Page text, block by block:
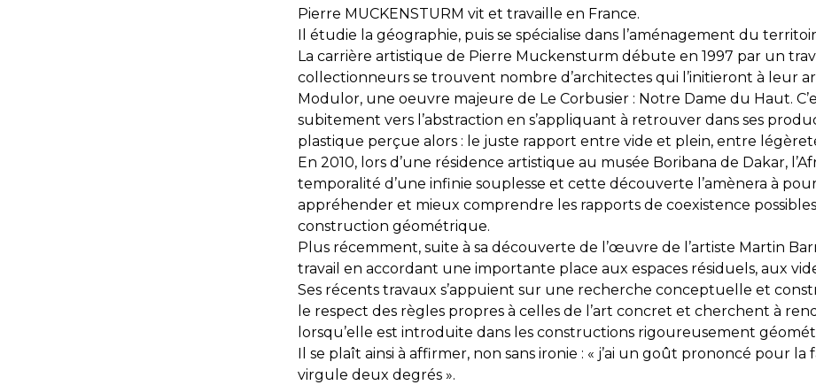
Pierre MUCKENSTURM vit et travaille en France.
Il étudie la géographie, puis se spécialise dans l’aménagement du
La carrière artistique de Pierre Muckensturm débute en 1997 par un
collectionneurs se trouvent nombre d’architectes qui l’initieront à leur
Modulor, une oeuvre majeure de Le Corbusier : Notre Dame du Haut.
subitement vers l’abstraction en s’appliquant à retrouver dans ses
plastique perçue alors : le juste rapport entre vide et plein, entre
En 2010, lors d’une résidence artistique au musée Boribana de Dakar,
temporalité d’une infinie souplesse et cette découverte l’amènera à
appréhender et mieux comprendre les rapports de coexistence
construction géométrique.
Plus récemment, suite à sa découverte de l’œuvre de l’artiste Martin
travail en accordant une importante place aux espaces résiduels, aux
Ses récents travaux s’appuient sur une recherche conceptuelle et
le respect des règles propres à celles de l’art concret et cherchent à
lorsqu’elle est introduite dans les constructions rigoureusement
Il se plaît ainsi à affirmer, non sans ironie : « j’ai un goût prononcé pour
virgule deux degrés ».